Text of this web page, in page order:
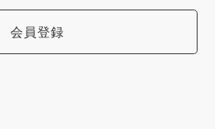
会員登録